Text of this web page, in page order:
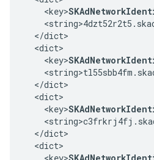
    <key>
  </dict>
  <dict>
    <key>
  </dict>
  <dict>
    <key>
  </dict>
  <dict>